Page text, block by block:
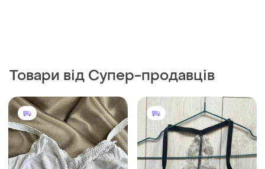
Товари від Супер-продавців